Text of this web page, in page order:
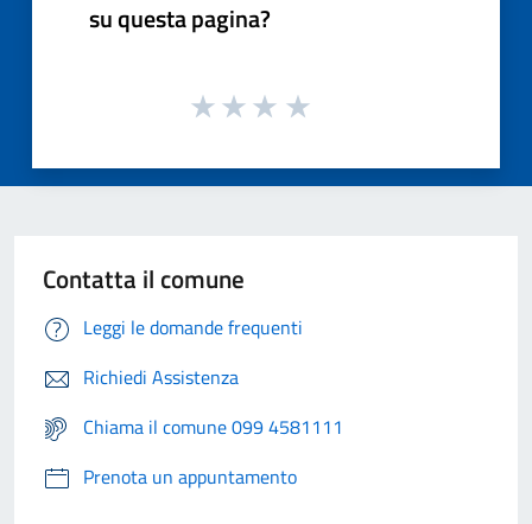
su questa pagina?
Contatta il comune
Leggi le domande frequenti
Richiedi Assistenza
Chiama il comune 099 4581111
Prenota un appuntamento